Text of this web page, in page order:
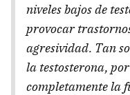
niveles bajos de
provocar
agresividad. Tan
la testosterona,
completamente la